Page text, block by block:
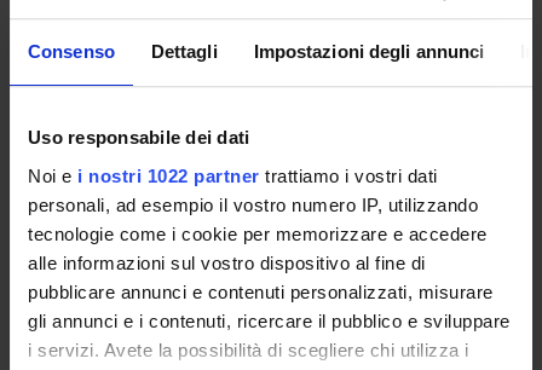
Consenso Dettagli Impostazioni degli annunci
Uso responsabile dei dati
Noi e i nostri 1022 partner trattiamo i vostri dati
personali, ad esempio il vostro numero IP, utilizzando
tecnologie come i cookie per memorizzare e accedere
alle informazioni sul vostro dispositivo al fine di
pubblicare annunci e contenuti personalizzati, misurare
gli annunci e i contenuti, ricercare il pubblico e sviluppare
i servizi. Avete la possibilità di scegliere chi utilizza i
GOVERNANCE
COMMISSIONI
UFFICI E STRUTTURE DI SERVIZIO
SERVIZI DI SEGRETERIA STUDENTI